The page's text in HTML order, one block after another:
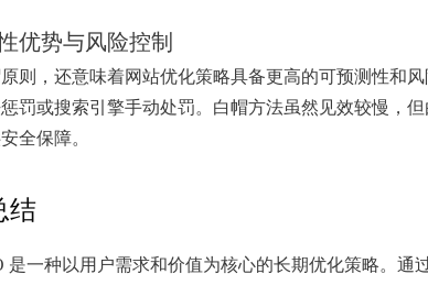
优势与风险控制
则，还意味着网站优化策略具备更高的可预测性和
罚或搜索引擎手动处罚。白帽方法虽然见效较慢，
全保障。
结
是一种以用户需求和价值为核心的长期优化策略。